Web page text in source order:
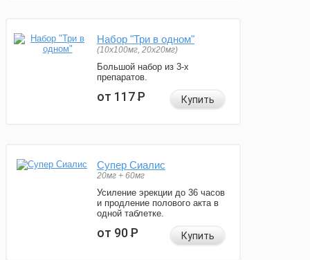
Набор "Три в одном"
(10x100мг, 20x20мг)
Большой набор из 3-х
препаратов.
от 117Р Купить
Супер Сиалис
20мг + 60мг
Усиление эрекции до 36 часов
и продление полового акта в
одной таблетке.
от 90Р Купить